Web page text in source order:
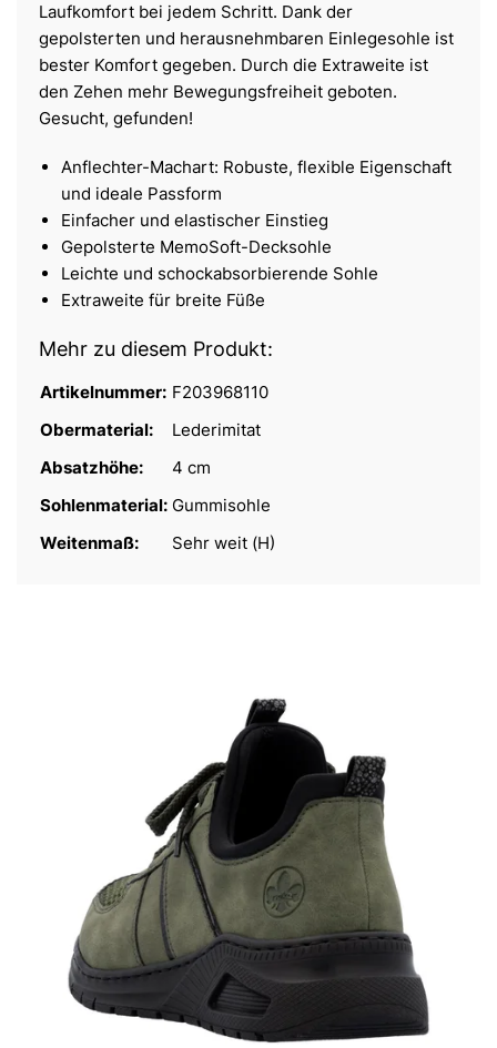
Laufkomfort bei jedem Schritt. Dank der
gepolsterten und herausnehmbaren Einlegesohle ist
bester Komfort gegeben. Durch die Extraweite ist
den Zehen mehr Bewegungsfreiheit geboten.
Gesucht, gefunden!
Anflechter-Machart: Robuste, flexible Eigenschaft
und ideale Passform
Einfacher und elastischer Einstieg
Gepolsterte MemoSoft-Decksohle
Leichte und schockabsorbierende Sohle
Extraweite für breite Füße
Mehr zu diesem Produkt:
Artikelnummer: F203968110
Obermaterial:
Lederimitat
Absatzhöhe:
4 cm
Sohlenmaterial: Gummisohle
Weitenmaß:
Sehr weit (H)